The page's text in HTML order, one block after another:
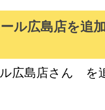
ル広島店を追
広島店さん を